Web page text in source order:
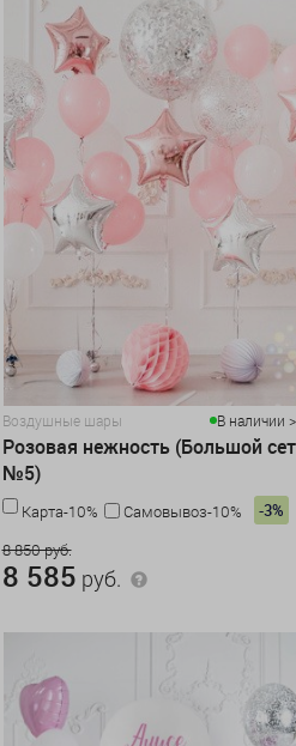
Воздушные шары В наличии
Розовая нежность (Большой сет
№5)
Карта-10% Самовывоз-10%
-3%
8 850 руб.
8 585 руб.